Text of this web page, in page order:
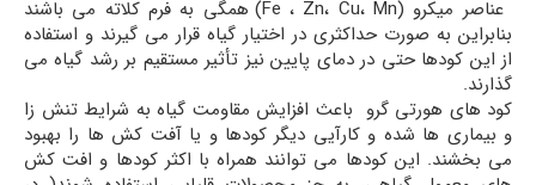
عناصر میکرو (Fe ، Zn، Cu، Mn) همگی به فرم کلاته می باشند
بنابراین به صورت حداکثری در اختیار گیاه قرار می گیرند و استفاده
از این کودها حتی در دمای پایین نیز تأثیر مستقیم بر رشد گیاه می
گذارند.
کود های هورتی گرو باعث افزایش مقاومت گیاه به شرایط تنش زا
و بیماری ها شده و کارآیی دیگر کودها و یا آفت کش ها را بهبود
می بخشند. این کودها می توانند همراه با اکثر کودها و افت کش